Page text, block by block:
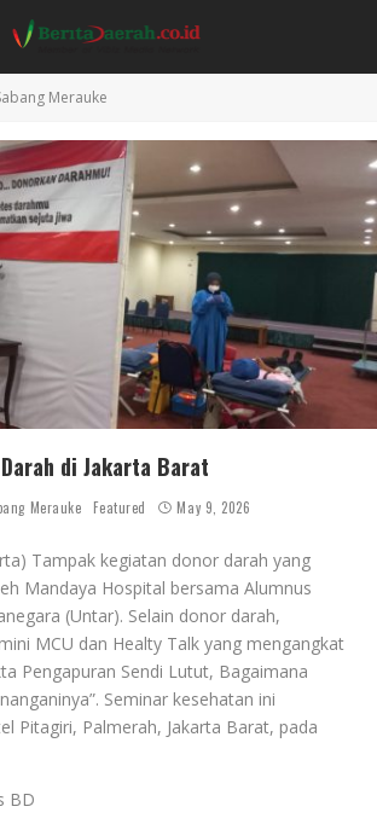
Merauke
di Jakarta Barat
Merauke Featured May 9, 2026
Tampak kegiatan donor darah yang
Mandaya Hospital bersama Alumnus
(Untar). Selain donor darah,
MCU dan Healty Talk yang mengangkat
Pengapuran Sendi Lutut, Bagaimana
Seminar kesehatan ini
Pitagiri, Palmerah, Jakarta Barat, pada
BD